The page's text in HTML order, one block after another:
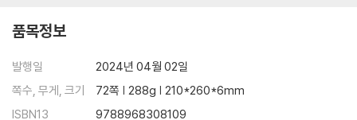
품목정보
발행일
2024년 04월 02일
쪽수, 무게, 크기
72쪽 | 288g | 210*260*6mm
ISBN13
9788968308109